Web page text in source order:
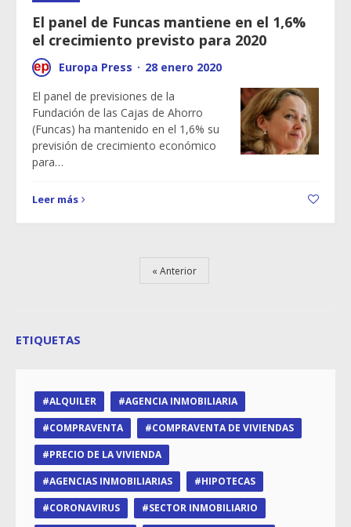
El panel de Funcas mantiene en el 1,6%
el crecimiento previsto para 2020
Europa Press · 28 enero 2020
El panel de previsiones de la
Fundación de las Cajas de Ahorro
(Funcas) ha mantenido en el 1,6% su
previsión de crecimiento económico
para…
Leer más
Anterior
ETIQUETAS
ALQUILER
AGENCIA INMOBILIARIA
COMPRAVENTA
COMPRAVENTA DE VIVIENDAS
PRECIO DE LA VIVIENDA
AGENCIAS INMOBILIARIAS
HIPOTECAS
CORONAVIRUS
SECTOR INMOBILIARIO